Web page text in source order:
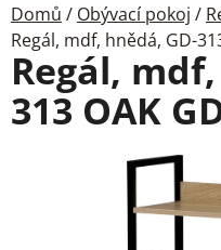
Domů / Obývací pokoj /
Regál, mdf, hnědá, GD-
Regál,
313 OAK